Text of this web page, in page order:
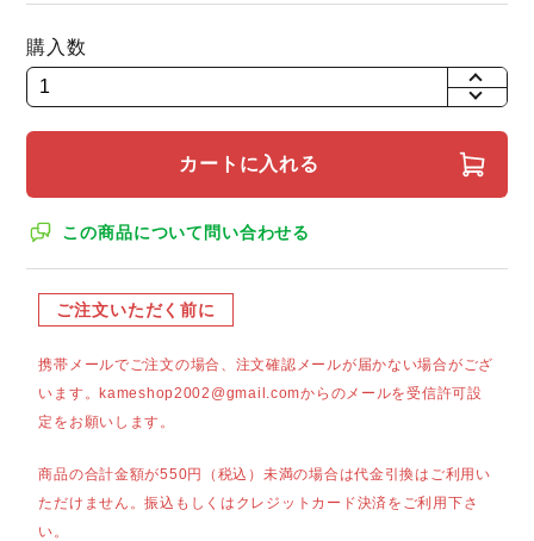
購入数
+
カートに入れる
この商品について問い合わせる
ご注文いただく前に
携帯メールでご注文の場合、注文確認メールが届かない場合がござ
います。kameshop2002@gmail.comからのメールを受信許可設
定をお願いします。
商品の合計金額が550円（税込）未満の場合は代金引換はご利用い
ただけません。振込もしくはクレジットカード決済をご利用下さ
い。